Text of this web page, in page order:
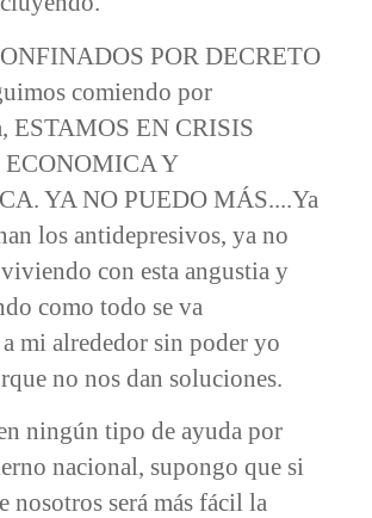
POR DECRETO
comiendo por
ESTAMOS EN CRISIS
Y
YA NO PUEDO MÁS....Ya
los antidepresivos, ya no
con esta angustia y
como todo se va
mi alrededor sin poder yo
no nos dan soluciones.
ningún tipo de ayuda por
nacional, supongo que si
nosotros será más fácil la